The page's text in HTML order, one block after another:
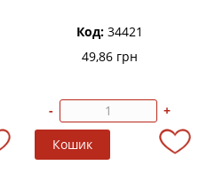
Код:34421
49,86 грн
- +